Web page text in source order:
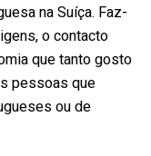
na Suíça. Faz-
o contacto
que tanto gosto
pessoas que
ou de